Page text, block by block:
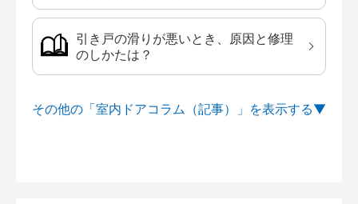
引き戸の滑りが悪いとき、原因と修理
のしかたは？
その他の「室内ドアコラム（記事）」を